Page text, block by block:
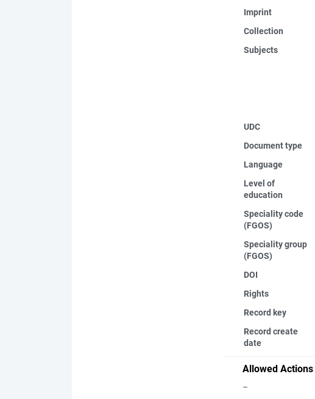
Imprint
Collection
Subjects
UDC
Document type
Language
Level of
education
Speciality code
(FGOS)
Speciality group
(FGOS)
DOI
Rights
Record key
Record create
date
Allowed Actions
–